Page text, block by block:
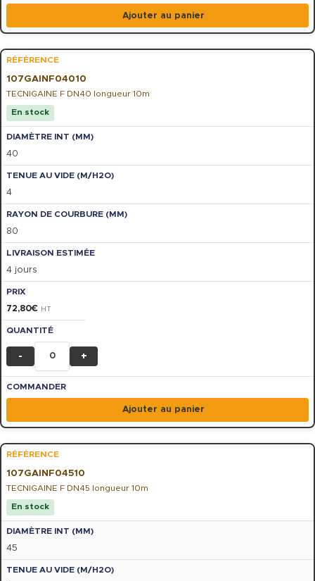
Ajouter au panier
107GAINF04010
TECNIGAINE F DN40 longueur 10m
En stock
40
4
80
4 jours
72,80€ HT
- +
Ajouter au panier
107GAINF04510
TECNIGAINE F DN45 longueur 10m
En stock
45